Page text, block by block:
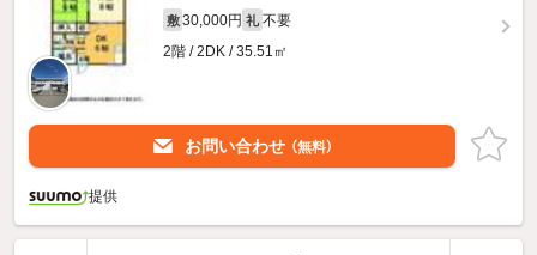
敷 30,000円 礼 不要
2階 / 2DK / 35.51㎡
お問い合わせ （無料）
提供